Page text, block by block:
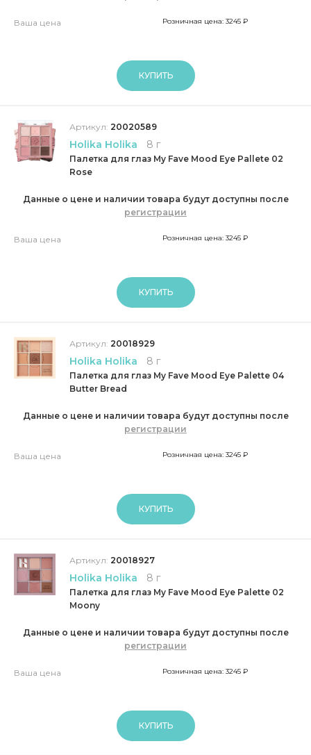
Ваша цена Розничная цена: 3245 ₽
КУПИТЬ
Артикул: 20020589
Holika Holika 8 г
Палетка для глаз My Fave Mood Eye Pallete 02
Rose
Данные о цене и наличии товара будут доступны после
регистрации
Ваша цена Розничная цена: 3245 ₽
КУПИТЬ
Артикул: 20018929
Holika Holika 8 г
Палетка для глаз My Fave Mood Eye Palette 04
Butter Bread
Данные о цене и наличии товара будут доступны после
регистрации
Ваша цена Розничная цена: 3245 ₽
КУПИТЬ
Артикул: 20018927
Holika Holika 8 г
Палетка для глаз My Fave Mood Eye Palette 02
Moony
Данные о цене и наличии товара будут доступны после
регистрации
Ваша цена Розничная цена: 3245 ₽
КУПИТЬ